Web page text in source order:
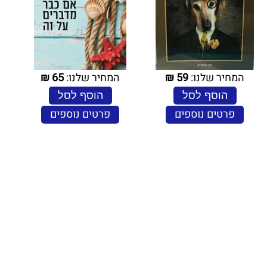
המחיר שלנו:59
₪
הוסף לסל
פרטים נוספים
המחיר שלנו:65
₪
הוסף לסל
פרטים נוספים